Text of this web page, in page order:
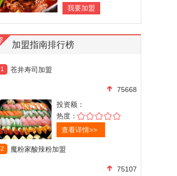
我要加盟
加盟指南排行榜
1 苍井寿司加盟
75668
投资额：
热度：
查看详情>>
2 魔粉家酸辣粉加盟
75107